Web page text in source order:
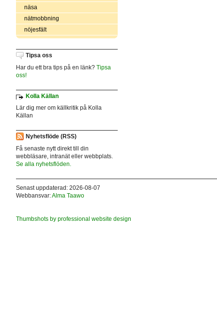
näsa
nätmobbning
nöjesfält
Tipsa oss
Har du ett bra tips på en länk? Tipsa
oss!
Kolla Källan
Lär dig mer om källkritik på Kolla
Källan
Nyhetsflöde (RSS)
Få senaste nytt direkt till din
webbläsare, intranät eller webbplats.
Se alla nyhetsflöden.
Senast uppdaterad: 2026-08-07
Webbansvar:Alma Taawo
Thumbshots by professional website design